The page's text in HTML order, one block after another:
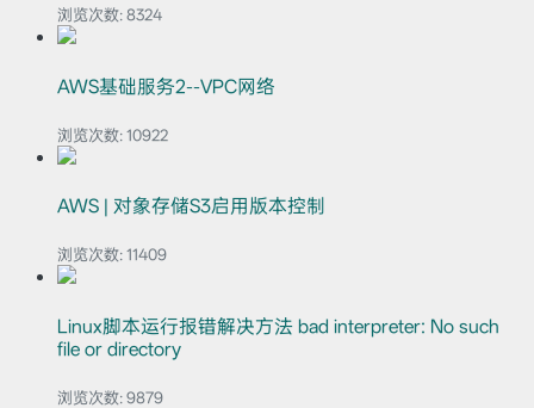
浏览次数: 8324
AWS基础服务2--VPC网络
浏览次数: 10922
AWS | 对象存储S3启用版本控制
浏览次数: 11409
Linux脚本运行报错解决方法 bad interpreter: No such
file or directory
浏览次数: 9879